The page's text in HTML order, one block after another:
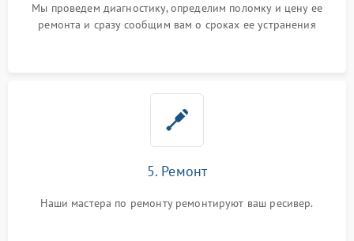
Мы проведем диагностику, определим поломку и цену ее
ремонта и сразу сообщим вам о сроках ее устранения
5. Ремонт
Наши мастера по ремонту ремонтируют ваш ресивер.